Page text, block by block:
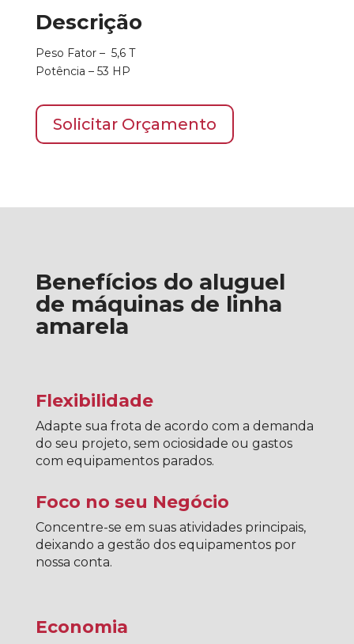
Descrição
Peso Fator – 5,6 T
Potência – 53 HP
Solicitar Orçamento
Benefícios do aluguel
de máquinas de linha
amarela
Flexibilidade
Adapte sua frota de acordo com a demanda
do seu projeto, sem ociosidade ou gastos
com equipamentos parados.
Foco no seu Negócio
Concentre-se em suas atividades principais,
deixando a gestão dos equipamentos por
nossa conta.
Economia